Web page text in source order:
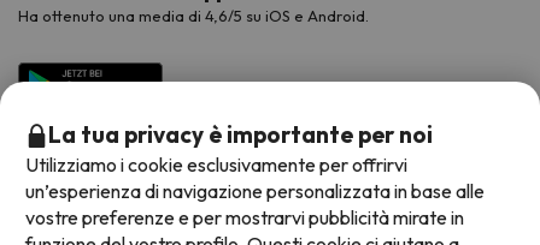
Ha ottenuto una media di 4,6/5 su iOS e Android.
La tua privacy è importante per noi
Utilizziamo i cookie esclusivamente per offrirvi
un’esperienza di navigazione personalizzata in base alle
vostre preferenze e per mostrarvi pubblicità mirate in